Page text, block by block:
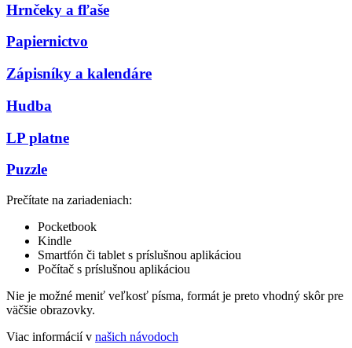
Hrnčeky a fľaše
Papiernictvo
Zápisníky a kalendáre
Hudba
LP platne
Puzzle
Prečítate na zariadeniach:
Pocketbook
Kindle
Smartfón či tablet s príslušnou aplikáciou
Počítač s príslušnou aplikáciou
Nie je možné meniť veľkosť písma, formát je preto vhodný skôr pre
väčšie obrazovky.
Viac informácií v našich návodoch